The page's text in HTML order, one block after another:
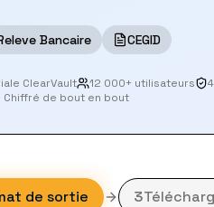
Bancaire CEGID
ClearVault 12 000+ utilisateurs
Chiffré de bout en bout
de sortie 3